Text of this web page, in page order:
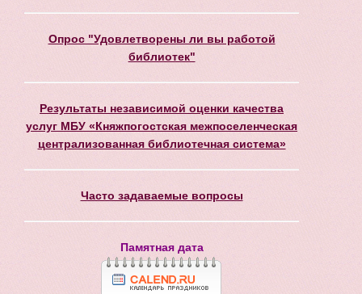
Опрос "Удовлетворены ли вы работой
библиотек"
Результаты независимой оценки качества
услуг МБУ «Княжпогостская межпоселенческая
централизованная библиотечная система»
Часто задаваемые вопросы
Памятная дата